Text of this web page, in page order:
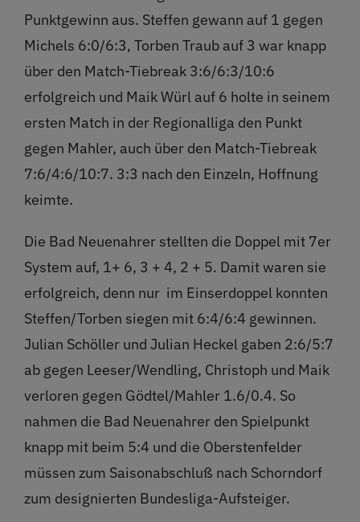
Punktgewinn aus. Steffen gewann auf 1 gegen
Michels 6:0/6:3, Torben Traub auf 3 war knapp
über den Match-Tiebreak 3:6/6:3/10:6
erfolgreich und Maik Würl auf 6 holte in seinem
ersten Match in der Regionalliga den Punkt
gegen Mahler, auch über den Match-Tiebreak
7:6/4:6/10:7. 3:3 nach den Einzeln, Hoffnung
keimte.
Die Bad Neuenahrer stellten die Doppel mit 7er
System auf, 1+ 6, 3 + 4, 2 + 5. Damit waren sie
erfolgreich, denn nur im Einserdoppel konnten
Steffen/Torben siegen mit 6:4/6:4 gewinnen.
Julian Schöller und Julian Heckel gaben 2:6/5:7
ab gegen Leeser/Wendling, Christoph und Maik
verloren gegen Gödtel/Mahler 1.6/0.4. So
nahmen die Bad Neuenahrer den Spielpunkt
knapp mit beim 5:4 und die Oberstenfelder
müssen zum Saisonabschluß nach Schorndorf
zum designierten Bundesliga-Aufsteiger.